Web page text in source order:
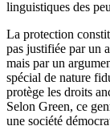
linguistiques des
La protection
pas justifiée par un
mais par un
spécial de nature
protège les droits
Selon Green, ce
une société